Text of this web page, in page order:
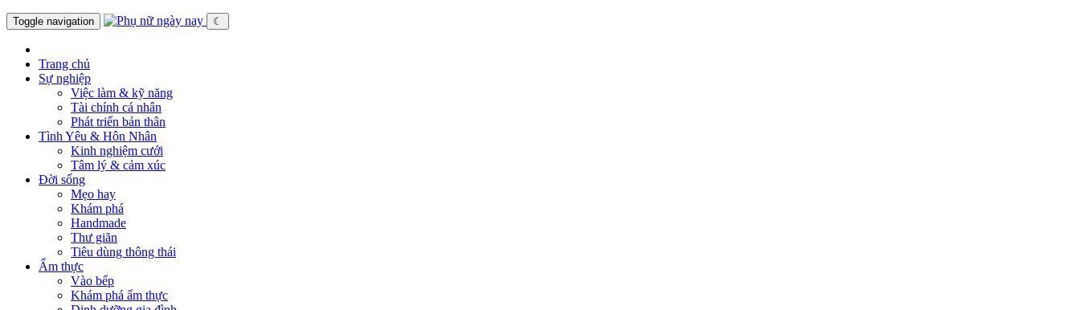
Toggle navigation ☾
Trang chủ
Sự nghiệp
Việc làm & kỹ năng
Tài chính cá nhân
Phát triển bản thân
Tình Yêu & Hôn Nhân
Kinh nghiệm cưới
Tâm lý & cảm xúc
Đời sống
Mẹo hay
Khám phá
Handmade
Thư giãn
Tiêu dùng thông thái
Ẩm thực
Vào bếp
Khám phá ẩm thực